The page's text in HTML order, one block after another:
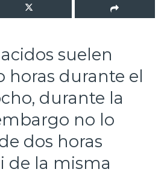
suelen
durante el
durante la
no lo
dos horas
de la misma